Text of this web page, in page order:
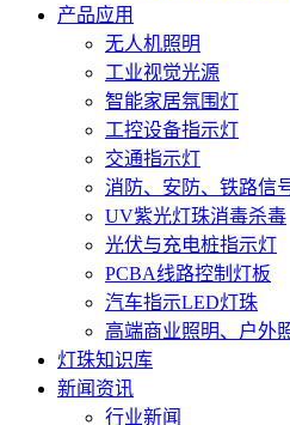
产品应用
无人机照明
工业视觉光源
智能家居氛围灯
工控设备指示灯
交通指示灯
消防、安防、铁路信
UV紫光灯珠消毒杀毒
光伏与充电桩指示灯
PCBA线路控制灯板
汽车指示LED灯珠
高端商业照明、户外
灯珠知识库
新闻资讯
行业新闻